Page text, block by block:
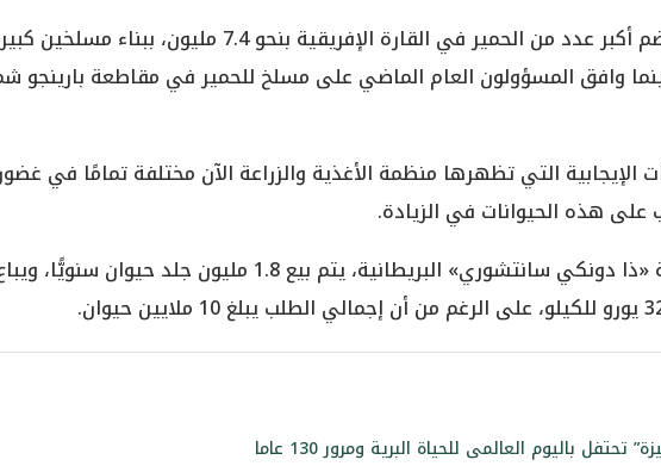
وقامت إثيوبيا التي تضم أكبر عدد من الحمير في القارة الإفريقية بنحو 7.4 مليون، ببناء
وافق المسؤولون العام الماضي على مسلخ للحمير في مقاطعة بارينجو
الإيجابية التي تظهرها منظمة الأغذية والزراعة الآن مختلفة تمامًا في
على هذه الحيوانات في الزيادة.
ووفقًا لبيانات لمنظمة «ذا دونكي سانتشوري» البريطانية، يتم بيع 1.8 مليون جلد
تحتفل باليوم العالمى للحياة البرية ومرور 130 عاما